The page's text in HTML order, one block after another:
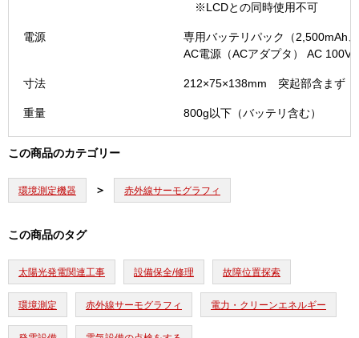
※LCDとの同時使用不可
電源
専用バッテリパック（2,500mAh
AC電源（ACアダプタ） AC 100V
寸法 212×75×138mm 突起部含まず
重量 800g以下（バッテリ含む）
この商品のカテゴリー
環境測定機器 赤外線サーモグラフィ
この商品のタグ
太陽光発電関連工事 設備保全/修理 故障位置探索
環境測定 赤外線サーモグラフィ 電力・クリーンエネルギー